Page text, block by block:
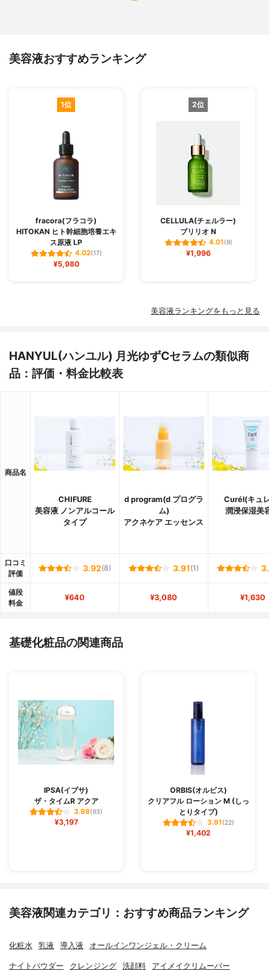
美容液おすすめランキング
1位
fracora(フラコラ)
HITOKAN ヒト幹細胞培養エキ
ス原液 LP
4.02(17)
¥5,980
2位
CELLULA(チェルラー)
ブリリオ N
4.01(9)
¥1,996
美容液ランキングをもっと見る
HANYUL(ハンユル) 月光ゆずCセラムの類似商
品：評価・料金比較表
商品名
CHIFURE
美容液 ノンアルコール
タイプ
d program(d プログラ
ム)
アクネケア エッセンス
Curél(キュ
潤浸保湿美
口コミ
評価
3.92(8) 3.91 (1)
値段
料金
¥640 ¥3,080 ¥1,630
基礎化粧品の関連商品
IPSA(イプサ)
ザ・タイムR アクア
3.98(93)
¥3,197
ORBIS(オルビス)
クリアフル ローション M (しっ
とりタイプ)
3.91(22)
¥1,402
美容液関連カテゴリ：おすすめ商品ランキング
化粧水 乳液 導入液 オールインワンジェル・クリーム
ナイトパウダー クレンジング 洗顔料 アイメイクリムーバー